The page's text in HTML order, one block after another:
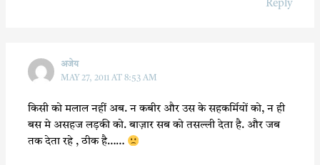
Reply
अजेय
MAY 27, 2011 AT 8:53 AM
किसी को मलाल नहीं अब. न कबीर और उस के सहकर्मियों को, न ही
बस मे असहज लड़की को. बाज़ार सब को तसल्ली देता है. और जब
तक देता रहे , ठीक है……